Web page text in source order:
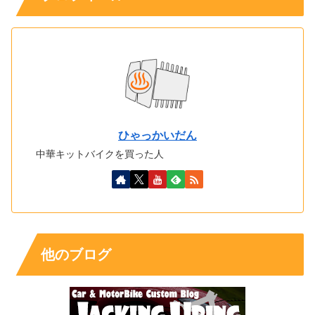
ひゃっかいだん
中華キットバイクを買った人
他のブログ